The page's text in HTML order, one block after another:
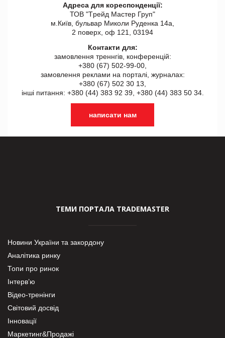
Адреса для кореспонденції:
ТОВ "Tрейд Мастер Груп"
м.Київ, бульвар Миколи Руденка 14а,
2 поверх, оф 121, 03194
Контакти для:
замовлення треннгів, конференцій:
+380 (67) 502-99-00,
замовлення реклами на порталі, журналах:
+380 (67) 502 30 13,
інші питання: +380 (44) 383 92 39, +380 (44) 383 50 34.
написати нам
ТЕМИ ПОРТАЛА TRADEMASTER
Новини України та закордону
Аналітика ринку
Топи про ринок
Інтерв’ю
Відео-тренінги
Світовий досвід
Інновації
Маркетинг&Продажі